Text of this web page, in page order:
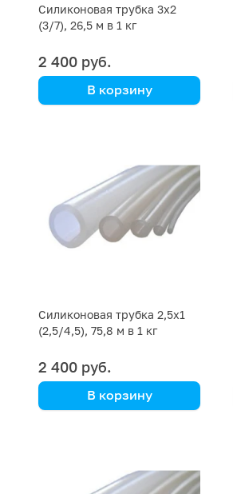
Силиконовая трубка 3х2
(3/7), 26,5 м в 1 кг
2 400 руб.
В корзину
Силиконовая трубка 2,5х1
(2,5/4,5), 75,8 м в 1 кг
2 400 руб.
В корзину